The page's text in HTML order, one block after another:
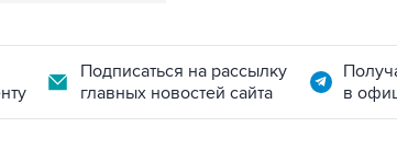
Подписаться на рассылку
главных новостей сайта
в